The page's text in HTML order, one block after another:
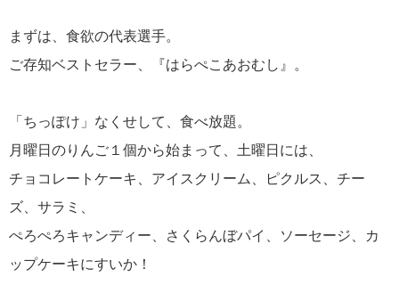
まずは、食欲の代表選手。
ご存知ベストセラー、『はらぺこあおむし』。
「ちっぽけ」なくせして、食べ放題。
月曜日のりんご１個から始まって、土曜日には、
チョコレートケーキ、アイスクリーム、ピクルス、チー
ズ、サラミ、
ぺろぺろキャンディー、さくらんぼパイ、ソーセージ、カ
ップケーキにすいか！